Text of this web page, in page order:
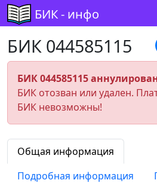
БИК - инфо
БИК 044585115
БИК 044585115
БИК отозван или удален.
БИК невозможны!
Общая информация
Подробная информация